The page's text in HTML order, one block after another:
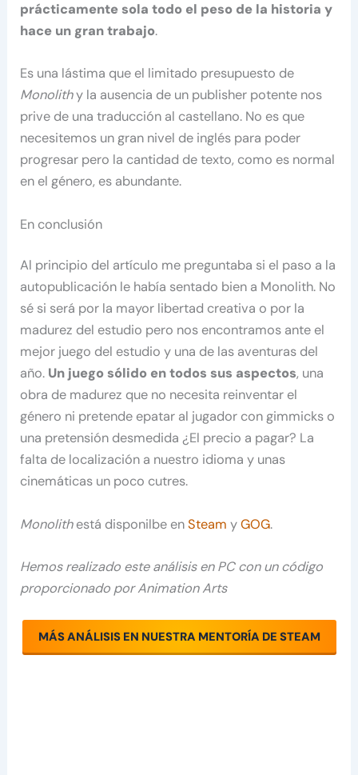
prácticamente sola todo el peso de la historia y
hace un gran trabajo.
Es una lástima que el limitado presupuesto de
Monolithy la ausencia de un publisher potente nos
prive de una traducción al castellano. No es que
necesitemos un gran nivel de inglés para poder
progresar pero la cantidad de texto, como es normal
en el género, es abundante.
En conclusión
Al principio del artículo me preguntaba si el paso a la
autopublicación le había sentado bien a Monolith. No
sé si será por la mayor libertad creativa o por la
madurez del estudio pero nos encontramos ante el
mejor juego del estudio y una de las aventuras del
año. Un juego sólido en todos sus aspectos, una
obra de madurez que no necesita reinventar el
género ni pretende epatar al jugador con gimmicks o
una pretensión desmedida ¿El precio a pagar? La
falta de localización a nuestro idioma y unas
cinemáticas un poco cutres.
Monolithestá disponilbe enSteam yGOG.
Hemos realizado este análisis en PC con un código
proporcionado por Animation Arts
MÁS ANÁLISIS EN NUESTRA MENTORÍA DE STEAM